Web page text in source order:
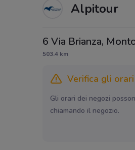
Alpitour
6 Via Brianza,
503.4 km
Verifica gli orari
Gli orari dei negozi
chiamando il negozio.